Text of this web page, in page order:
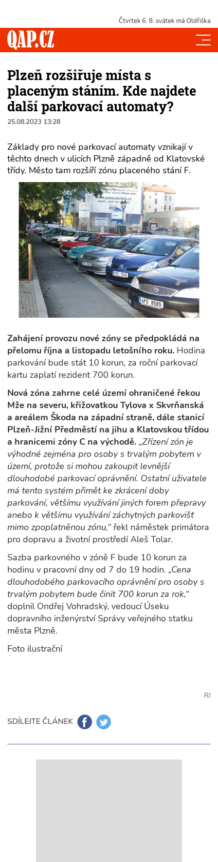
Čtvrtek 6. 8. svátek má Oldřiška
Plzeň rozšiřuje místa s
placeným stáním. Kde najdete
další parkovací automaty?
25.08.2023 13:28
Základy pro nové parkovací automaty vznikají v
těchto dnech v ulicích Plzně západně od Klatovské
třídy. Město tam rozšíří zónu placeného stání F.
Zahájení provozu nové zóny se předpokládá na
přelomu října a listopadu letošního roku. Hodina
parkování bude stát 10 korun, za roční parkovací
kartu zaplatí rezident 700 korun.
Nová zóna zahrne celé území ohraničené řekou
Mže na severu, křižovatkou Tylova x Skvrňanská
a areálem Škoda na západní straně, dále stanicí
Plzeň-Jižní Předměstí na jihu a Klatovskou třídou
a hranicemi zóny C na východě. „Zřízení zón je
výhodné zejména pro osoby s trvalým pobytem v
území, protože si mohou zakoupit levnější
dlouhodobé parkovací oprávnění. Ostatní uživatele
má tento systém přimět ke zkrácení doby
parkování, většímu využívání jiných forem přepravy
anebo k většímu využívání záchytných parkovišť
mimo zpoplatněnou zónu,“ řekl náměstek primátora
pro dopravu a životní prostředí Aleš Tolar.
Sazba parkovného v zóně F bude 10 korun za
hodinu v pracovní dny od 7 do 19 hodin. „Cena
dlouhodobého parkovacího oprávnění pro osoby s
trvalým pobytem bude činit 700 korun za rok,“
doplnil Ondřej Vohradský, vedoucí Úseku
dopravního inženýrství Správy veřejného statku
města Plzně.
Foto ilustrační
RJ
SDÍLEJTE ČLÁNEK